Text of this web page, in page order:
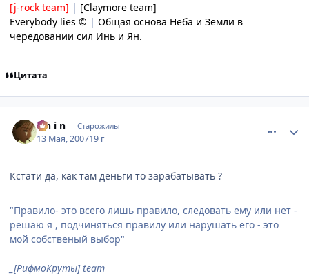
[j-rock team] | [Claymore team]
Everybody lies © | Общая основа Неба и Земли в
чередовании сил Инь и Ян.
Цитата
S h i n Старожилы
13 Мая, 200719 г
Кстати да, как там деньги то зарабатывать ?
"Правило- это всего лишь правило, следовать ему или нет -
решаю я , подчиняться правилу или нарушать его - это
мой собственый выбор"
_[РифмоКруты] team